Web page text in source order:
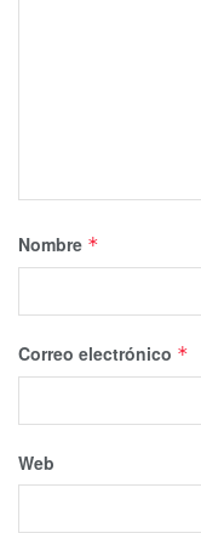
Nombre *
Correo electrónico *
Web